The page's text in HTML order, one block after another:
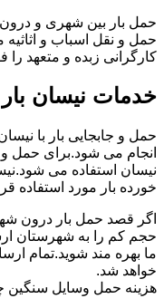
حمل بار بین شهری و
حمل و نقل اسباب و اثاثیه
کارگرانی زبده و متعهد را
خدمات نیسان
حمل و جابجایی بار با
نیسان استفاده می
خورده بار مورد استفاده
اگر قصد حمل بار درون
حجم کم را به شهرستان
ما بهره مند شوید.تمام
خواهد شد.
هزینه حمل وسایل